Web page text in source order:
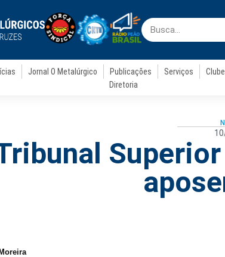
Jornal O Metalúrgico Publicações Serviços
Diretoria